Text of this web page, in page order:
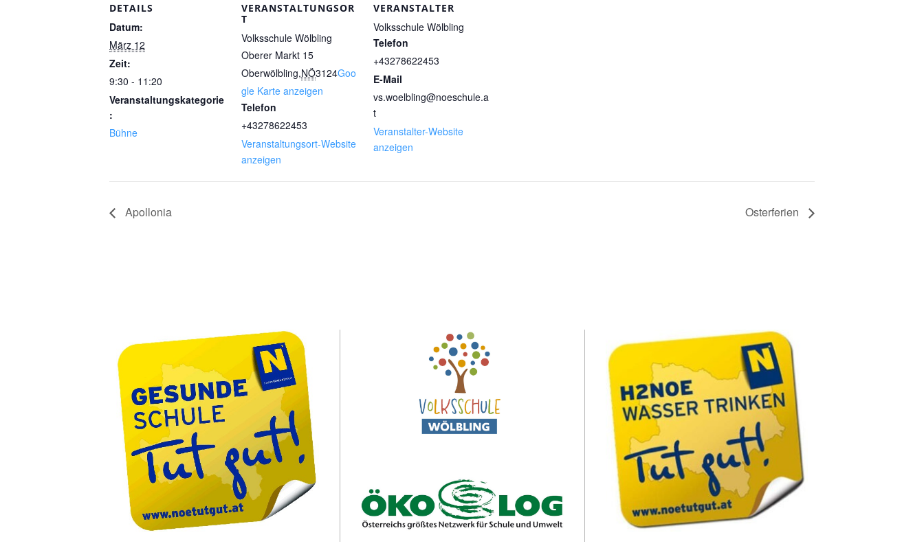
DETAILS
Datum:
März 12
Zeit:
9:30 - 11:20
Veranstaltungskategorie
:
Bühne
VERANSTALTUNGSOR
T
Volksschule Wölbling
Oberer Markt 15
Oberwölbling,NÖ3124Goo
gle Karte anzeigen
Telefon
+43278622453
Veranstaltungsort-Website
anzeigen
VERANSTALTER
Volksschule Wölbling
Telefon
+43278622453
E-Mail
vs.woelbling@noeschule.a
t
Veranstalter-Website
anzeigen
Apollonia Osterferien